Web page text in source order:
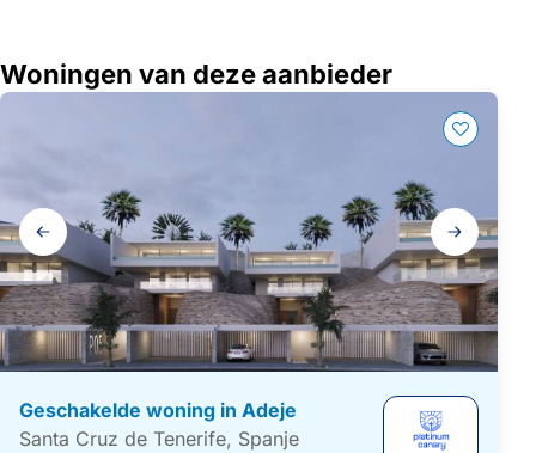
Woningen van deze aanbieder
Galerij
navigatie
Geschakelde woning in Adeje
Santa Cruz de Tenerife, Spanje